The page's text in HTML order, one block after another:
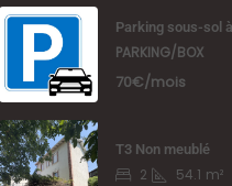
Parking sous-sol
PARKING/BOX
70€/mois
T3 Non meublé
2 54.1 m²